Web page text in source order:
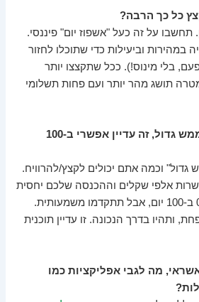
כל כך הרבה?
כן. תחשבו על זה כעל "אשפוז יום" פיננסי.
וביעילות כדי שתוכלו לחזור
בלי מינוס!). ככל שתקצצו יותר
תושג מהר יותר ועם פחות תשלומי
ש: מה אם יש לי חוב ממש גדול, זה עדיין אפשרי ב-100
גדול" וכמה אתם יכולים לקצץ/להרוויח.
אלפי שקלים וההכנסה שלכם יחסית
קטנה, אולי לא תצאו ל-0 ב-100 יום, אבל תתקדמו משמעותית.
ותהיו בדרך הנכונה. זו עדיין תוכנית
מה לגבי אפליקציות כמו